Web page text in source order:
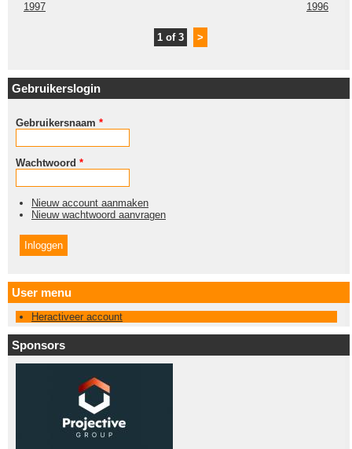
1997
1996
1 of 3 >
Gebruikerslogin
Gebruikersnaam *
Wachtwoord *
Nieuw account aanmaken
Nieuw wachtwoord aanvragen
User menu
Heractiveer account
Sponsors